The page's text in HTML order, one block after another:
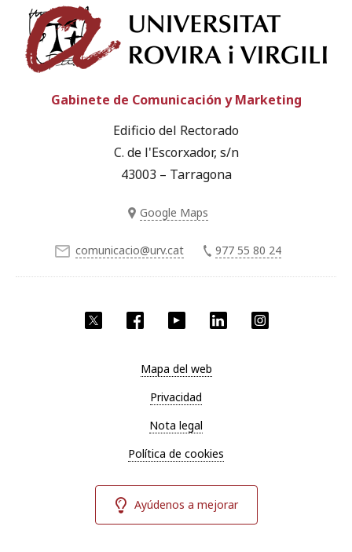
Twitter Facebook YouTube LinkedIn
Gabinete de Comunicación y Marketing
Edificio del Rectorado
C. de l'Escorxador, s/n
43003 – Tarragona
Google Maps
comunicacio@urv.cat 977 55 80 24
Mapa del web
Privacidad
Nota legal
Política de cookies
Ayúdenos a mejorar